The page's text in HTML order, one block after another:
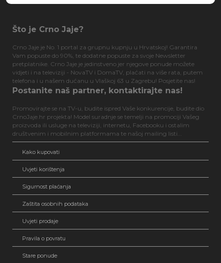
Što je Crno Jaje?
Crno Jaje je No. 1 portal za grupnu kupnju u Hrvatskoj! Garantira
Vam popuste do 90%, te dodatne popuste za svoje Newsletter
pretplatnike. Crno Jaje je jedinstveno jer njegove ponude možete
vidjeti i na televiziji - NovaTV i DomaTV, plaćati na više rata, putem
telefona i u našem dućanu u Vlaškoj 63 u Zagrebu! Posjetite nas!
Postanite naš partner, kontaktirajte nas!
Promovirajte se na TV-u, budite ispred Vaše konkurencije, budite dio
CrnoJaje.hr projekta! Model suradnje se temelji na promociji Vašeg
proizvoda ili usluge na televiziji, internetu, Facebooku i ostalim
društvenim i mobilnim platformama te našoj mailing listi...
Kako kupovati
Uvjeti korištenja
Sigurnost plaćanja
Zaštita osobnih podataka
Uvjeti prodaje
Pravila o povratu
Stare ponude